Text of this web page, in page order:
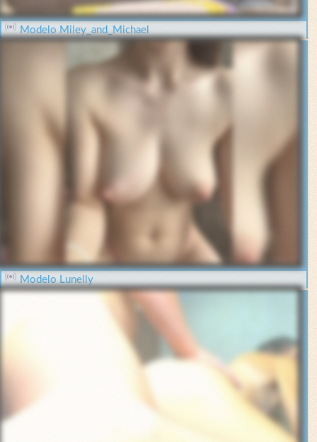
Modelo Miley_and_Michael
Modelo Lunelly